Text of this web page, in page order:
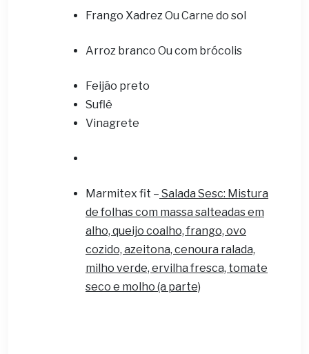
Frango Xadrez Ou Carne do sol
Arroz branco Ou com brócolis
Feijão preto
Suflê
Vinagrete
Marmitex fit – Salada Sesc: Mistura
de folhas com massa salteadas em
alho, queijo coalho, frango, ovo
cozido, azeitona, cenoura ralada,
milho verde, ervilha fresca, tomate
seco e molho (a parte)